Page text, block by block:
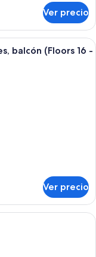
Ver precio
estar moderna con un
balcón (Floors 16 -
Ver precio
de hotel con dos